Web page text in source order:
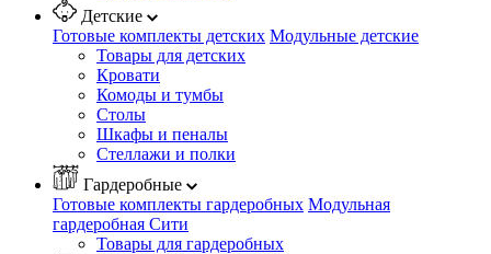
Детские
Готовые комплекты детских Модульные детские
Товары для детских
Кровати
Комоды и тумбы
Столы
Шкафы и пеналы
Стеллажи и полки
Гардеробные
Готовые комплекты гардеробных Модульная
гардеробная Сити
Товары для гардеробных